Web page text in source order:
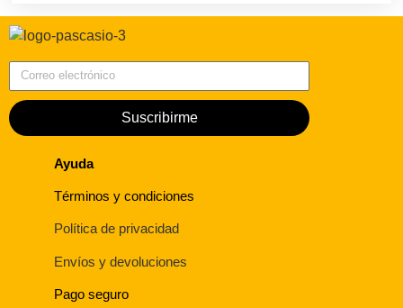
Suscribirme
Ayuda
Términos y condiciones
Política de privacidad
Envíos y devoluciones
Pago seguro